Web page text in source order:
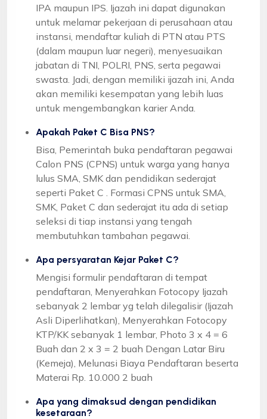
IPA maupun IPS. Ijazah ini dapat digunakan
untuk melamar pekerjaan di perusahaan atau
instansi, mendaftar kuliah di PTN atau PTS
(dalam maupun luar negeri), menyesuaikan
jabatan di TNI, POLRI, PNS, serta pegawai
swasta. Jadi, dengan memiliki ijazah ini, Anda
akan memiliki kesempatan yang lebih luas
untuk mengembangkan karier Anda.
Apakah Paket C Bisa PNS?
Bisa, Pemerintah buka pendaftaran pegawai
Calon PNS (CPNS) untuk warga yang hanya
lulus SMA, SMK dan pendidikan sederajat
seperti Paket C . Formasi CPNS untuk SMA,
SMK, Paket C dan sederajat itu ada di setiap
seleksi di tiap instansi yang tengah
membutuhkan tambahan pegawai.
Apa persyaratan Kejar Paket C?
Mengisi formulir pendaftaran di tempat
pendaftaran, Menyerahkan Fotocopy Ijazah
sebanyak 2 lembar yg telah dilegalisir (Ijazah
Asli Diperlihatkan), Menyerahkan Fotocopy
KTP/KK sebanyak 1 lembar, Photo 3 x 4 = 6
Buah dan 2 x 3 = 2 buah Dengan Latar Biru
(Kemeja), Melunasi Biaya Pendaftaran beserta
Materai Rp. 10.000 2 buah
Apa yang dimaksud dengan pendidikan
kesetaraan?